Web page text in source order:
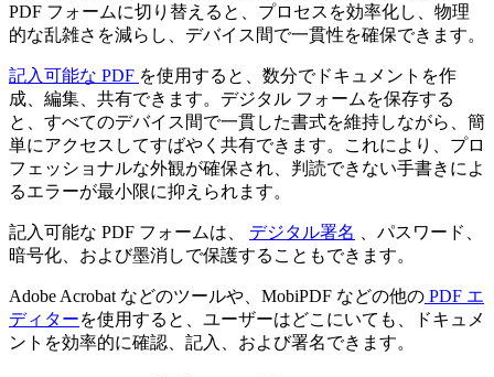
PDF フォームに切り替えると、プロセスを効率化し、物理
的な乱雑さを減らし、デバイス間で一貫性を確保できます。
記入可能な PDF を使用すると、数分でドキュメントを作
成、編集、共有できます。デジタル フォームを保存する
と、すべてのデバイス間で一貫した書式を維持しながら、簡
単にアクセスしてすばやく共有できます。これにより、プロ
フェッショナルな外観が確保され、判読できない手書きによ
るエラーが最小限に抑えられます。
記入可能な PDF フォームは、 デジタル署名
、パスワード、
暗号化、および墨消しで保護することもできます。
Adobe Acrobat などのツールや、MobiPDF などの他の PDF エ
ディターを使用すると、ユーザーはどこにいても、ドキュメ
ントを効率的に確認、記入、および署名できます。